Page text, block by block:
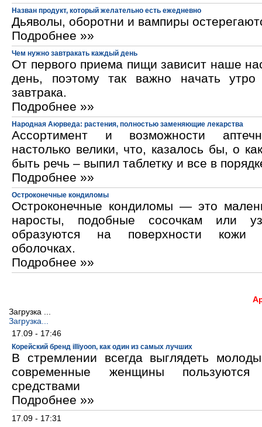
Назван продукт, который желательно есть ежедневно
Дьяволы, оборотни и вампиры
Подробнее »»
Чем нужно завтракать каждый день
От первого приема пищи зависит наше
день, поэтому так важно начать утро
завтрака.
Подробнее »»
Народная Аюрведа: растения, полностью заменяющие лекарства
Ассортимент и возможности
настолько велики, что, казалось бы, о
быть речь – выпил таблетку и все в
Подробнее »»
Остроконечные кондиломы
Остроконечные кондиломы — это
наросты, подобные сосочкам или
образуются на поверхности кожи
оболочках.
Подробнее »»
Загрузка ...
Загрузка...
17.09 - 17:46
Корейский бренд illiyoon, как один из самых лучших
В стремлении всегда выглядеть
современные женщины пользуются
средствами
Подробнее »»
17.09 - 17:31